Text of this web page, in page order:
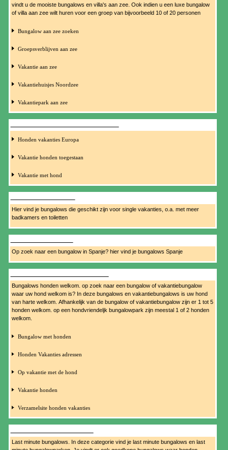
vindt u de mooiste bungalows en villa's aan zee. Ook indien u een luxe bungalow
of villa aan zee wilt huren voor een groep van bijvoorbeeld 10 of 20 personen
Bungalow aan zee zoeken
Groepsverblijven aan zee
Vakantie aan zee
Vakantiehuisjes Noordzee
Vakantiepark aan zee
Honden vakanties Europa
Vakantie honden toegestaan
Vakantie met hond
Hier vind je bungalows die geschikt zijn voor single vakanties, o.a. met meer
badkamers en toiletten
Op zoek naar een bungalow in Spanje? hier vind je bungalows Spanje
Bungalows honden welkom. op zoek naar een bungalow of vakantiebungalow
waar uw hond welkom is? In deze bungalows en vakantiebungalows is uw hond
van harte welkom. Afhankelijk van de bungalow of vakantiebungalow zijn er 1 tot 5
honden welkom. op een hondvriendeljk bungalowpark zijn meestal 1 of 2 honden
welkom.
Bungalow met honden
Honden Vakanties adressen
Op vakantie met de hond
Vakantie honden
Verzamelsite honden vakanties
Last minute bungalows. In deze categorie vind je last minute bungalows en last